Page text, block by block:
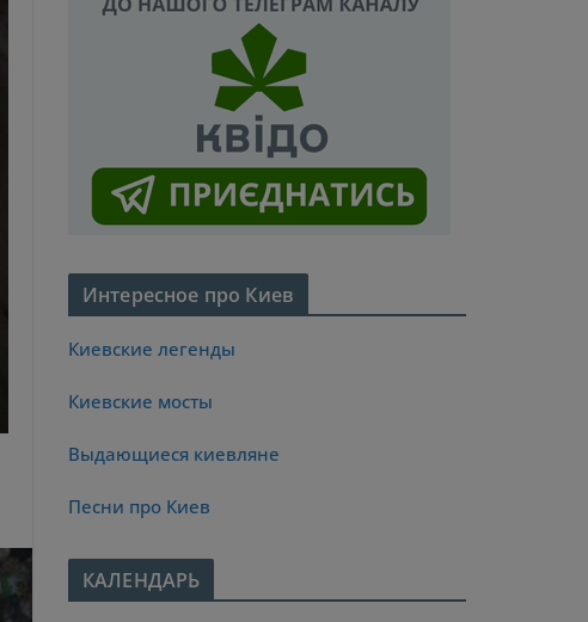
Интересное про Киев
Киевские легенды
Киевские мосты
Выдающиеся киевляне
Песни про Киев
КАЛЕНДАРЬ